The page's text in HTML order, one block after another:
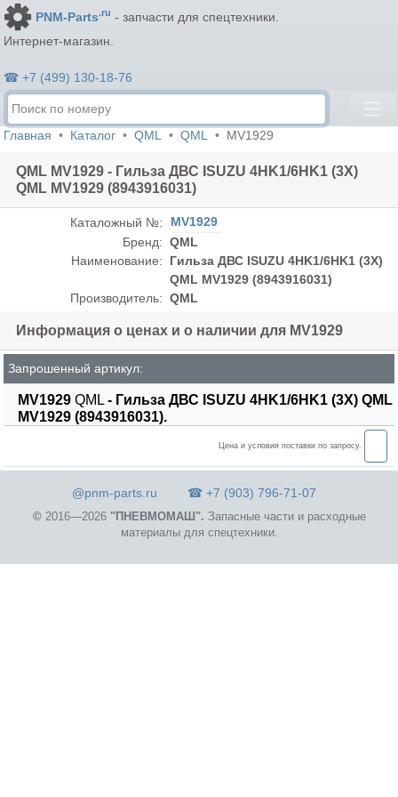
PNM-Parts.ru - запчасти для спецтехники.
Интернет-магазин.
☎ +7 (499) 130-18-76
Главная Каталог QML QML MV1929
QML MV1929 - Гильза ДВС ISUZU 4HK1/6HK1 (3X)
QML MV1929 (8943916031)
Каталожный №:
MV1929
Бренд: QML
Наименование:
Гильза ДВС ISUZU 4HK1/6HK1 (3X)
QML MV1929 (8943916031)
Производитель: QML
Информация о ценах и о наличии для MV1929
Запрошенный артикул:
MV1929 QML - Гильза ДВС ISUZU 4HK1/6HK1 (3X) QML
MV1929 (8943916031).
Цена и условия поставки по запросу.
@pnm-parts.ru ☎ +7 (903) 796-71-07
©2016—2026 "ПНЕВМОМАШ". Запасные части и расходные
материалы для спецтехники.